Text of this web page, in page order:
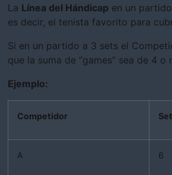
La Línea del Hándicap en un
es decir, el tenista favorito para
Si en un partido a 3 sets el
que la suma de “games” sea de 4 o
Ejemplo:
Competidor
A 6